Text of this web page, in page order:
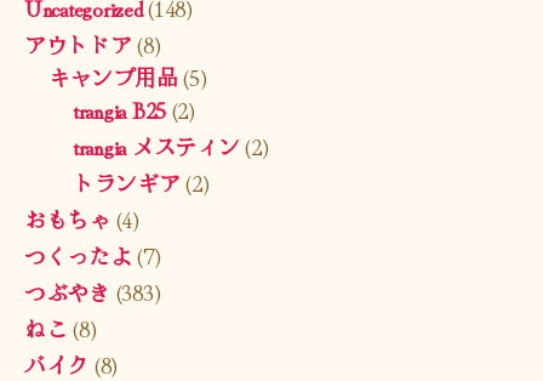
Uncategorized(148)
アウトドア(8)
キャンプ用品(5)
trangia B25(2)
trangia メスティン(2)
トランギア(2)
おもちゃ (4)
つくったよ(7)
つぶやき (383)
ねこ (8)
バイク (8)